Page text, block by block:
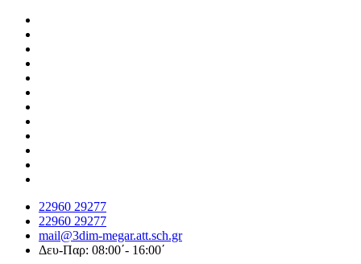
22960 29277
22960 29277
mail@3dim-megar.att.sch.gr
Δευ-Παρ: 08:00΄- 16:00΄